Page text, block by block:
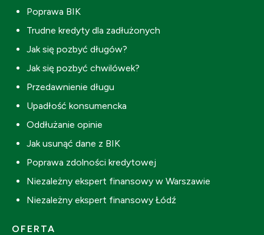
Poprawa BIK
Trudne kredyty dla zadłużonych
Jak się pozbyć długów?
Jak się pozbyć chwilówek?
Przedawnienie długu
Upadłość konsumencka
Oddłużanie opinie
Jak usunąć dane z BIK
Poprawa zdolności kredytowej
Niezależny ekspert finansowy w Warszawie
Niezależny ekspert finansowy Łódź
OFERTA